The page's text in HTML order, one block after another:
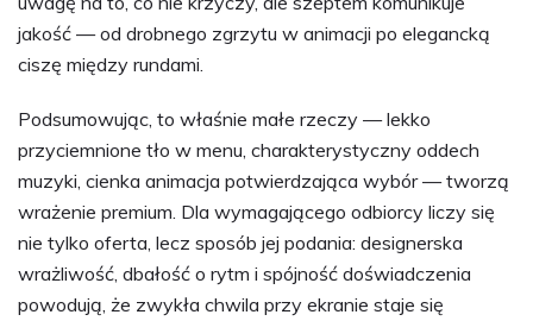
jakość — od drobnego zgrzytu w animacji po elegancką
ciszę między rundami.
Podsumowując, to właśnie małe rzeczy — lekko
przyciemnione tło w menu, charakterystyczny oddech
muzyki, cienka animacja potwierdzająca wybór — tworzą
wrażenie premium. Dla wymagającego odbiorcy liczy się
nie tylko oferta, lecz sposób jej podania: designerska
wrażliwość, dbałość o rytm i spójność doświadczenia
powodują, że zwykła chwila przy ekranie staje się